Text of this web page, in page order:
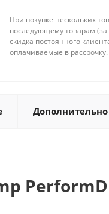
При покупке нескольких
последующему товарам
скидка постоянного
оплачиваемые в рассрочку.
Дополнительно